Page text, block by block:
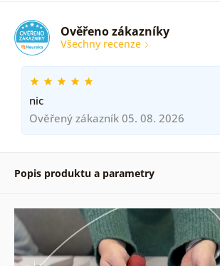
Ověřeno zákazníky
Všechny recenze
nic
Ověřený zákazník 05. 08. 2026
Popis produktu a parametry